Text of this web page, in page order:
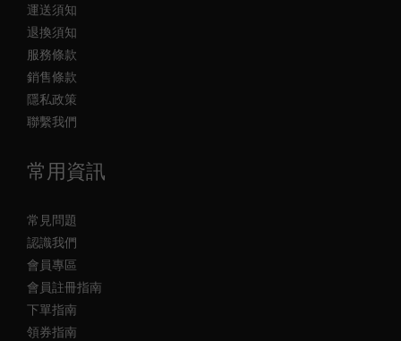
運送須知
退換須知
服務條款
銷售條款
隱私政策
聯繫我們
常用資訊
常見問題
認識我們
會員專區
會員註冊指南
下單指南
領券指南